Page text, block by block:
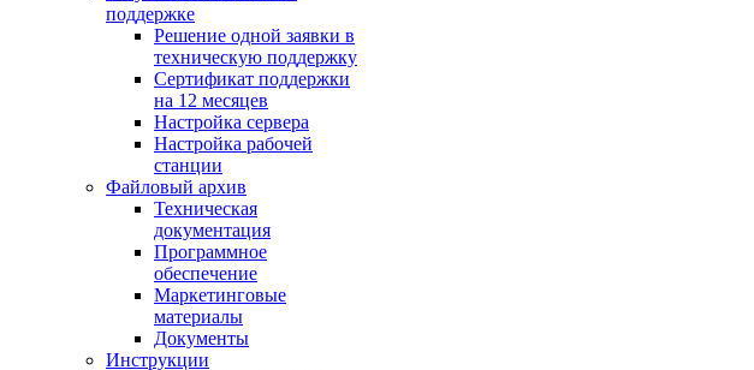
поддержке
Решение одной заявки в
техническую поддержку
Сертификат поддержки
на 12 месяцев
Настройка сервера
Настройка рабочей
станции
Файловый архив
Техническая
документация
Программное
обеспечение
Маркетинговые
материалы
Документы
Инструкции